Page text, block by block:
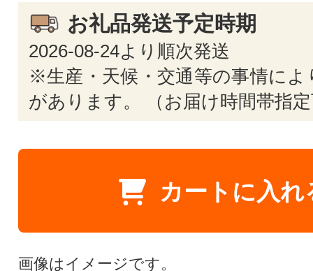
お礼品発送予定時期
2026-08-24より順次発送
※生産・天候・交通等の事情によ
があります。 （お届け時間帯指
カートに入れ
画像はイメージです。